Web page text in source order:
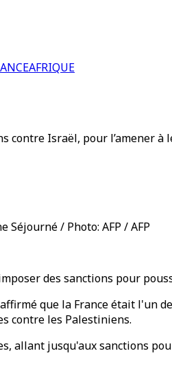
AFRIQUE
contre Israël, pour l’amener
/ Photo: AFP / AFP
des sanctions pour
que la France était l'un
contre les Palestiniens.
allant jusqu'aux sanctions